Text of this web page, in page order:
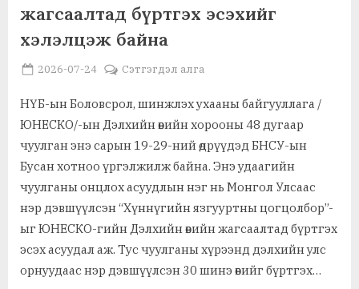
хэмнэнэ”
жагсаалтад бүртгэх эсэхийг
хэлэлцэж байна
Posted
2026-07-24 By
MGL . SOCIAL
Сэтгэгдэл алга
НҮБ-ын Боловсрол, шинжлэх ухааны байгууллага /
ЮНЕСКО/-ын Дэлхийн өвийн хорооны 48 дугаар
чуулган энэ сарын 19-29-ний өдрүүдэд БНСУ-ын
Бусан хотноо үргэлжилж байна. Энэ удаагийн
чуулганы онцлох асуудлын нэг нь Монгол Улсаас
нэр дэвшүүлсэн “Хүннүгийн язгууртны цогцолбор”-
ыг ЮНЕСКО-гийн Дэлхийн өвийн жагсаалтад бүртгэх
эсэх асуудал аж. Тус чуулганы хүрээнд дэлхийн улс
орнуудаас нэр дэвшүүлсэн 30 шинэ өвийг бүртгэх…